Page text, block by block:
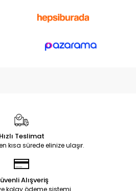
Hızlı Teslimat
kısa sürede elinize ulaşır.
Alışveriş
kolay ödeme sistemi